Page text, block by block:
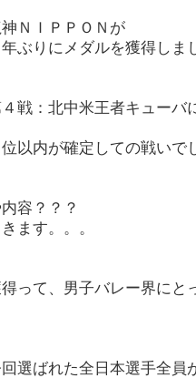
ＮＩＰＰＯＮが
ぶりにメダルを獲得しま
戦：北中米王者キューバ
以内が確定しての戦いで
容？？？
ます。。。
って、男子バレー界にと
選ばれた全日本選手全員